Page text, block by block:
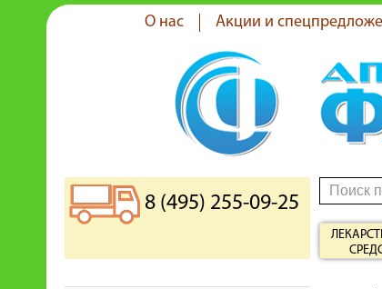
О нас Акции и
8 (495) 255-09-25